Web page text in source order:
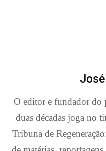
O editor e fundador do
duas décadas joga no
Tribuna de